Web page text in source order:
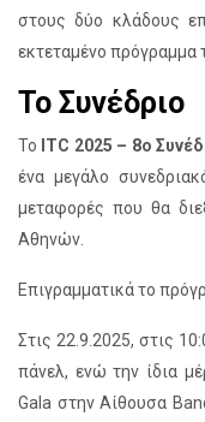
στους δύο κλάδους
εκτεταμένο πρόγραμμα
Το Συνέδριο
To ITC 2025 – 8ο
ένα μεγάλο
μεταφορές που θα
Αθηνών.
Επιγραμματικά το
Στις 22.9.2025, στις
πάνελ, ενώ την ίδια
Gala στην Αίθουσα